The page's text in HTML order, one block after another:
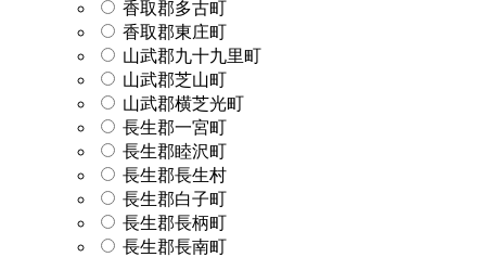
香取郡多古町
香取郡東庄町
山武郡九十九里町
山武郡芝山町
山武郡横芝光町
長生郡一宮町
長生郡睦沢町
長生郡長生村
長生郡白子町
長生郡長柄町
長生郡長南町